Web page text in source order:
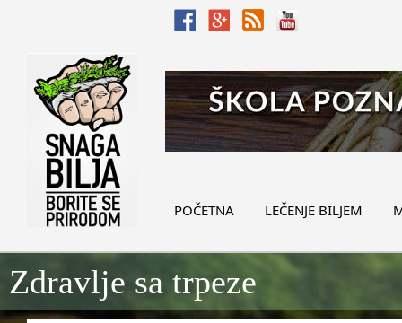
POČETNA LEČENJE BILJEM
Zdravlje sa trpeze